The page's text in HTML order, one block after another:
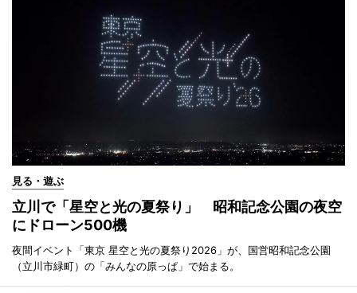
見る・遊ぶ
立川で「星空と光の夏祭り」 昭和記念公園の夜空
にドローン500機
夜間イベント「東京 星空と光の夏祭り2026」が、国営昭和記念公園
（立川市緑町）の「みんなの原っぱ」で始まる。